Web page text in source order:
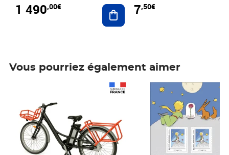
1 490,00€ Ajouter au panier
7,50€
Vous pourriez également aimer
Prix 7,50€